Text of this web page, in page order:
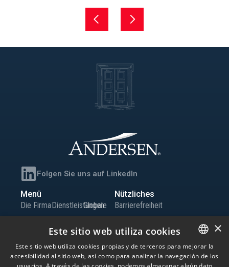
Folgen Sie uns auf LinkedIn
Menü
Die Firma
Team
Dienstleistungen
Büros
Iberia
Globale
Niederlassungen
Globale
Präsenz
Karriere
Kontakt
Nützliches
Barrierefreiheit
Sitemap
Informationskanal
SPANISH
×
Este sitio web utiliza cookies
Este sitio web utiliza cookies propias y de terceros para mejorar la
accesibilidad al sitio web, así como para analizar la navegación de los